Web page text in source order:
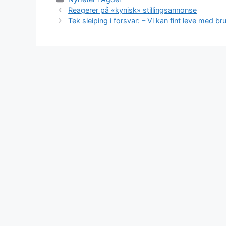
Reagerer på «kynisk» stillingsannonse
Tek sleiping i forsvar: – Vi kan fint leve med